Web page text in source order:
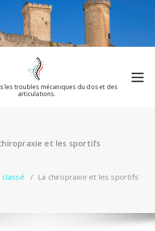
les troubles mécaniques du dos et des
articulations.
et les sportifs
classé / La chiropraxie et les sportifs